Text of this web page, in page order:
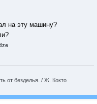
на эту машину?
от безделья. / Ж. Кокто